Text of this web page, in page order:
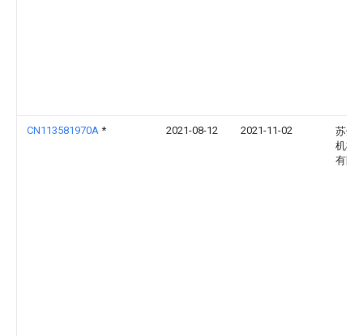
CN113581970A * 2021-08-12 2021-11-02
苏州
机械
有限